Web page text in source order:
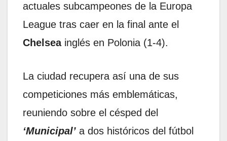
actuales subcampeones de la Europa
League tras caer en la final ante el
Chelseainglés en Polonia (1-4).
La ciudad recupera así una de sus
competiciones más emblemáticas,
reuniendo sobre el césped del
‘Municipal’ a dos históricos del fútbol